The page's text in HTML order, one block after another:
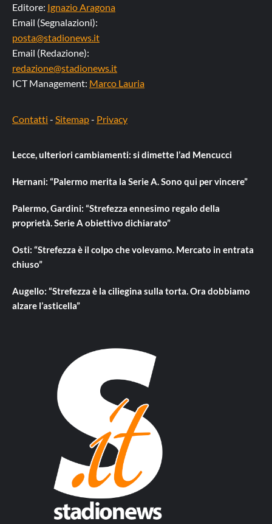
Editore: Ignazio Aragona
Email (Segnalazioni):
posta@stadionews.it
Email (Redazione):
redazione@stadionews.it
ICT Management: Marco Lauria
Contatti - Sitemap- Privacy
Lecce, ulteriori cambiamenti: si dimette l’ad Mencucci
Hernani: “Palermo merita la Serie A. Sono qui per vincere”
Palermo, Gardini: “Strefezza ennesimo regalo della
proprietà. Serie A obiettivo dichiarato”
Osti: “Strefezza è il colpo che volevamo. Mercato in entrata
chiuso”
Augello: “Strefezza è la ciliegina sulla torta. Ora dobbiamo
alzare l’asticella”